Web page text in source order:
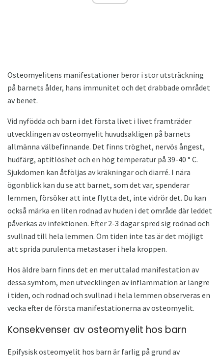
Osteomyelitens manifestationer beror i stor utsträckning
på barnets ålder, hans immunitet och det drabbade området
av benet.
Vid nyfödda och barn i det första livet i livet framträder
utvecklingen av osteomyelit huvudsakligen på barnets
allmänna välbefinnande. Det finns tröghet, nervös ångest,
hudfärg, aptitlöshet och en hög temperatur på 39-40 ° C.
Sjukdomen kan åtföljas av kräkningar och diarré. I nära
ögonblick kan du se att barnet, som det var, spenderar
lemmen, försöker att inte flytta det, inte vidrör det. Du kan
också märka en liten rodnad av huden i det område där leddet
påverkas av infektionen. Efter 2-3 dagar spred sig rodnad och
svullnad till hela lemmen. Om tiden inte tas är det möjligt
att sprida purulenta metastaser i hela kroppen.
Hos äldre barn finns det en mer uttalad manifestation av
dessa symtom, men utvecklingen av inflammation är längre
i tiden, och rodnad och svullnad i hela lemmen observeras en
vecka efter de första manifestationerna av osteomyelit.
Konsekvenser av osteomyelit hos barn
Epifysisk osteomyelit hos barn är farlig på grund av